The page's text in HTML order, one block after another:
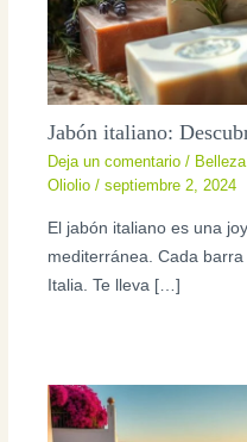
Jabón italiano:
Deja un comentario /
Oliolio/septiembre 2, 2024
El jabón italiano es una
mediterránea. Cada
Italia. Te lleva […]